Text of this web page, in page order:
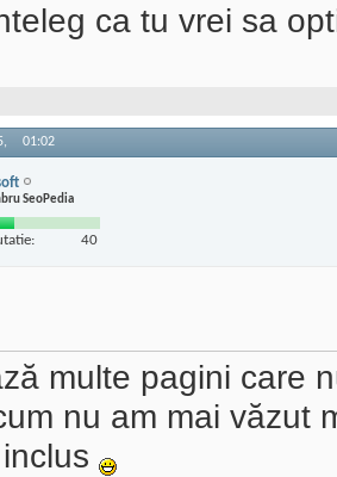
ca tu vrei sa
01:02
SeoPedia
40
multe pagini care
nu am mai văzut